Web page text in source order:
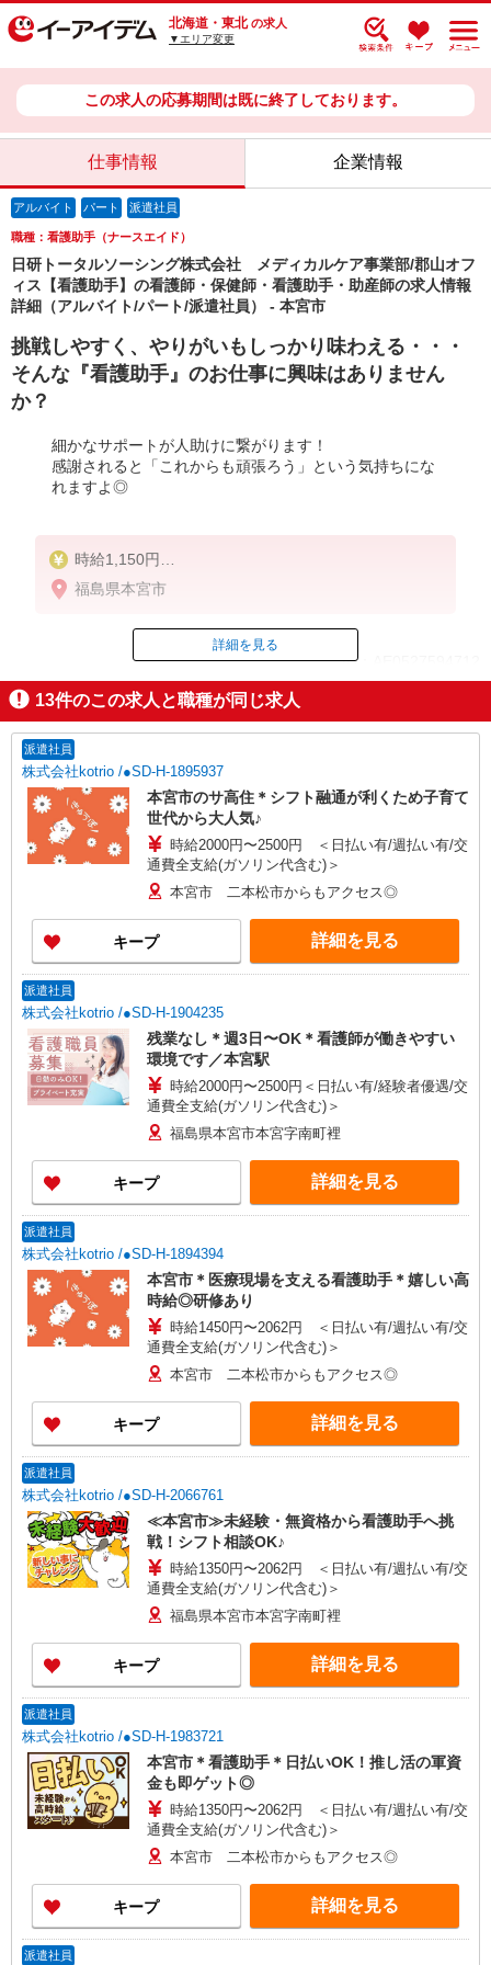
北海道・東北 の求人
▼エリア変更
この求人の応募期間は既に終了しております。
仕事情報 企業情報
アルバイト パート 派遣社員
職種：看護助手（ナースエイド）
日研トータルソーシング株式会社 メディカルケア事業部/郡山オフ
ィス【看護助手】の看護師・保健師・看護助手・助産師の求人情報
詳細（アルバイト/パート/派遣社員） - 本宮市
挑戦しやすく、やりがいもしっかり味わえる・・・
そんな『看護助手』のお仕事に興味はありません
か？
細かなサポートが人助けに繋がります！
感謝されると「これからも頑張ろう」という気持ちにな
れますよ◎
時給1,150円
★週払いOK（規定あり）
福島県本宮市
ID：AE0527594712
掲載期間終了
詳細を見る
13件のこの求人と職種が同じ求人
派遣社員
株式会社kotrio /●SD-H-1895937
本宮市のサ高住＊シフト融通が利くため子育て
世代から大人気♪
時給2000円〜2500円 ＜日払い有/週払い有/交
通費全支給(ガソリン代含む)＞
本宮市 二本松市からもアクセス◎
キープ 詳細を見る
派遣社員
株式会社kotrio /●SD-H-1904235
残業なし＊週3日〜OK＊看護師が働きやすい
環境です／本宮駅
時給2000円〜2500円＜日払い有/経験者優遇/交
通費全支給(ガソリン代含む)＞
福島県本宮市本宮字南町裡
キープ 詳細を見る
派遣社員
株式会社kotrio /●SD-H-1894394
本宮市＊医療現場を支える看護助手＊嬉しい高
時給◎研修あり
時給1450円〜2062円 ＜日払い有/週払い有/交
通費全支給(ガソリン代含む)＞
本宮市 二本松市からもアクセス◎
キープ 詳細を見る
派遣社員
株式会社kotrio /●SD-H-2066761
≪本宮市≫未経験・無資格から看護助手へ挑
戦！シフト相談OK♪
時給1350円〜2062円 ＜日払い有/週払い有/交
通費全支給(ガソリン代含む)＞
福島県本宮市本宮字南町裡
キープ 詳細を見る
派遣社員
株式会社kotrio /●SD-H-1983721
本宮市＊看護助手＊日払いOK！推し活の軍資
金も即ゲット◎
時給1350円〜2062円 ＜日払い有/週払い有/交
通費全支給(ガソリン代含む)＞
本宮市 二本松市からもアクセス◎
キープ 詳細を見る
派遣社員